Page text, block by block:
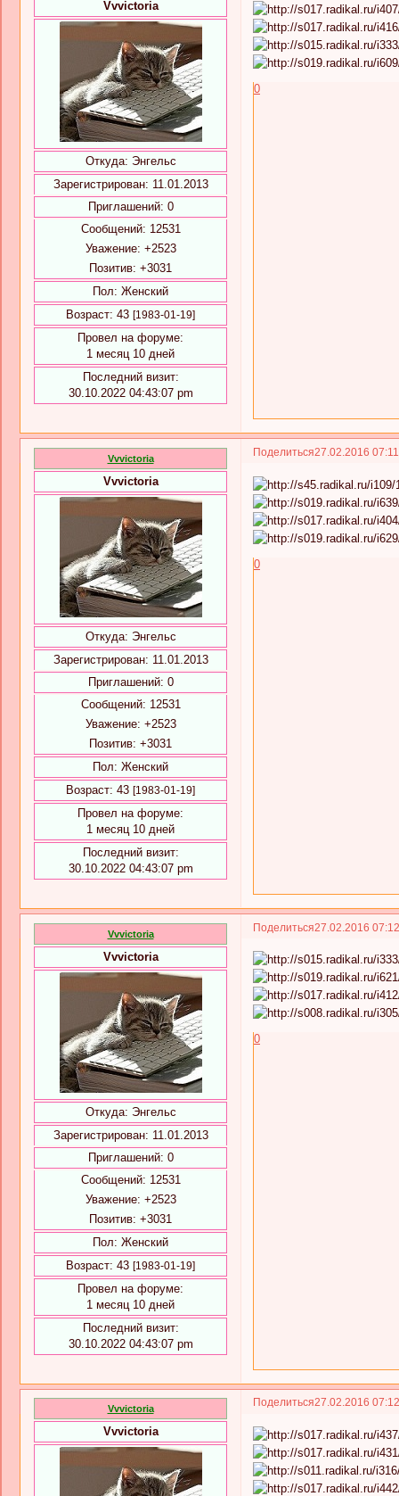
Vvvictoria
Откуда: Энгельс
Зарегистрирован: 11.01.2013
Приглашений: 0
Сообщений: 12531
Уважение: +2523
Позитив: +3031
Пол: Женский
Возраст: 43 [1983-01-19]
Провел на форуме:
1 месяц 10 дней
Последний визит:
30.10.2022 04:43:07 pm
0
Поделиться27.02.2016
Vvvictoria
Vvvictoria
Откуда: Энгельс
Зарегистрирован: 11.01.2013
Приглашений: 0
Сообщений: 12531
Уважение: +2523
Позитив: +3031
Пол: Женский
Возраст: 43 [1983-01-19]
Провел на форуме:
1 месяц 10 дней
Последний визит:
30.10.2022 04:43:07 pm
0
Поделиться27.02.2016
Vvvictoria
Vvvictoria
Откуда: Энгельс
Зарегистрирован: 11.01.2013
Приглашений: 0
Сообщений: 12531
Уважение: +2523
Позитив: +3031
Пол: Женский
Возраст: 43 [1983-01-19]
Провел на форуме:
1 месяц 10 дней
Последний визит:
30.10.2022 04:43:07 pm
0
Поделиться27.02.2016
Vvvictoria
Vvvictoria